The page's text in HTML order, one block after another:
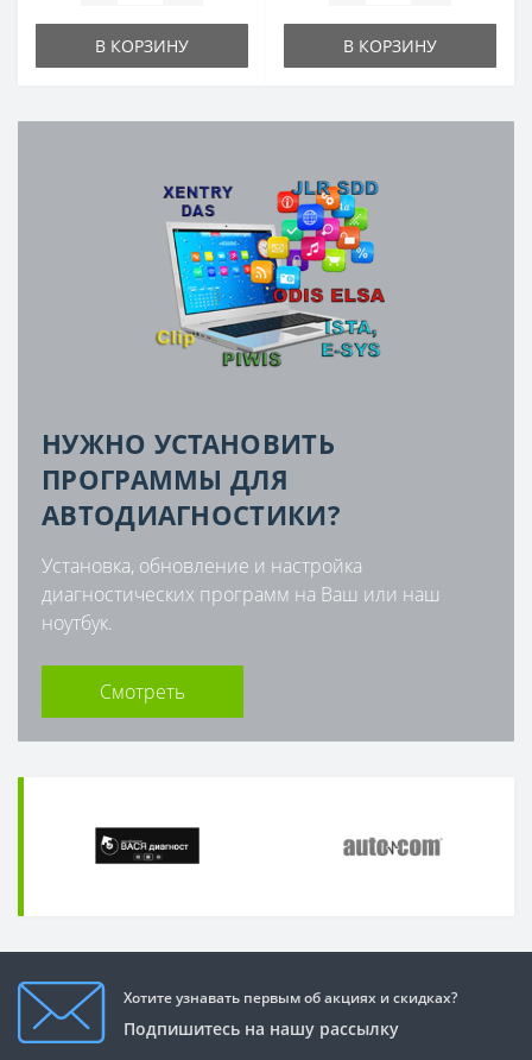
В КОРЗИНУ В КОРЗИНУ
НУЖНО УСТАНОВИТЬ
ПРОГРАММЫ ДЛЯ
АВТОДИАГНОСТИКИ?
Установка, обновление и настройка
диагностических программ на Ваш или наш
ноутбук.
Смотреть
Хотите узнавать первым об акциях и скидках?
Подпишитесь на нашу рассылку